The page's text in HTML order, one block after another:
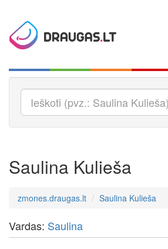
Saulina Kulieša
zmones.draugas.lt Saulina Kulieša
Vardas: Saulina